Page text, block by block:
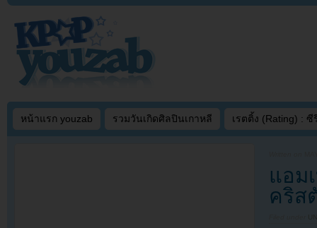
หน้าแรก youzab รวมวันเกิดศิลปินเกาหลี เรตติ้ง (Rating) : ซี
แอม
คริส